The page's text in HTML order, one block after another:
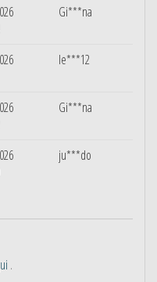
Gi***na
le***12
Gi***na
ju***do
.